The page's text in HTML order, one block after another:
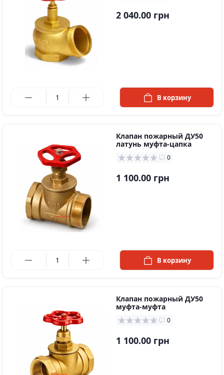
2 040.00 грн
В корзину
Клапан пожарный ДУ50
латунь муфта-цапка
0
1 100.00 грн
В корзину
Клапан пожарный ДУ50
муфта-муфта
0
1 100.00 грн